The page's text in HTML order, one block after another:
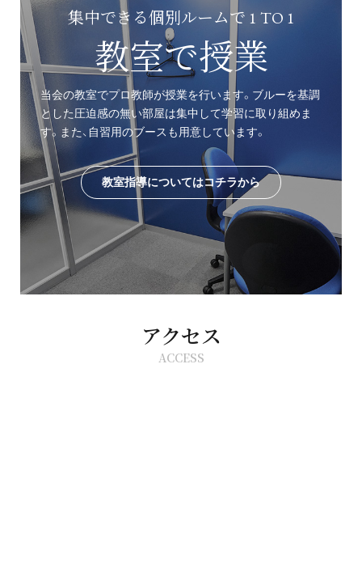
集中できる個別ルームで 1 TO 1
教室で授業
当会の教室でプロ教師が授業を行います。ブルーを基調
とした圧迫感の無い部屋は集中して学習に取り組めま
す。また、自習用のブースも用意しています。
教室指導についてはコチラから
アクセス
ACCESS